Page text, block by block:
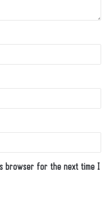
browser for the next time I